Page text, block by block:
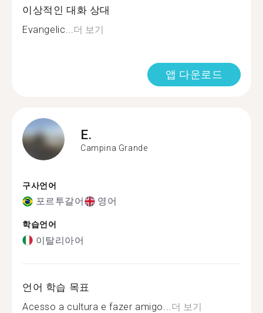
이상적인 대화 상대
Evangelic... 더 보기
앱 다운로드
E.
Campina Grande
구사언어
포르투갈어 영어
학습언어
이탈리아어
언어 학습 목표
Acesso a cultura e fazer amigo... 더 보기